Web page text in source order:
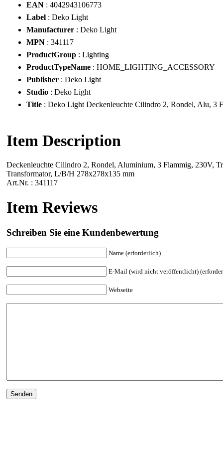
EAN : 4042943106773
Label : Deko Light
Manufacturer : Deko Light
MPN : 341117
ProductGroup : Lighting
ProductTypeName : HOME_LIGHTING_ACCESSORY
Publisher : Deko Light
Studio : Deko Light
Title : Deko Light Deckenleuchte Cilindro 2, Rondel, Alu, 3
Item Description
Deckenleuchte Cilindro 2, Rondel, Aluminium, 3 Flammig, 230V,
Transformator, L/B/H 278x278x135 mm
Art.Nr. : 341117
Item Reviews
Schreiben Sie eine Kundenbewertung
Name (erforderlich)
E-Mail (wird nicht veröffentlicht)
Webseite